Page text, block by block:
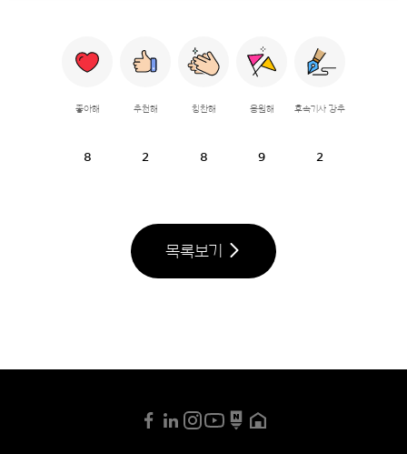
좋아해
8
추천해
2
칭찬해
8
응원해
9
후속기사 강추
2
목록보기